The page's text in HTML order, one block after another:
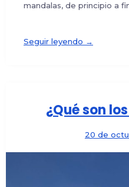
mandalas, de principio a
Seguir leyendo →
¿Qué son
20 de